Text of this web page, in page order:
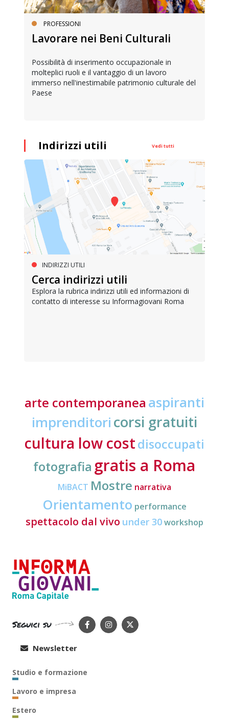
PROFESSIONI
Lavorare nei Beni Culturali
Possibilità di inserimento occupazionale in
molteplici ruoli e il vantaggio di un lavoro
immerso nell'inestimabile patrimonio culturale del
Paese
Indirizzi utili Vedi tutti
INDIRIZZI UTILI
Cerca indirizzi utili
Esplora la rubrica indirizzi utili ed informazioni di
contatto di interesse su Informagiovani Roma
arte contemporanea aspiranti
imprenditori corsi gratuiti
cultura low costdisoccupati
fotografia gratis a Roma
MiBACT Mostre narrativa
Orientamento performance
spettacolo dal vivo under 30workshop
Seguici su
Newsletter
Studio e formazione
Lavoro e impresa
Estero